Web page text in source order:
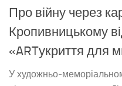
Про війну через
Кропивницькому
«ARTукриття для
У художньо-